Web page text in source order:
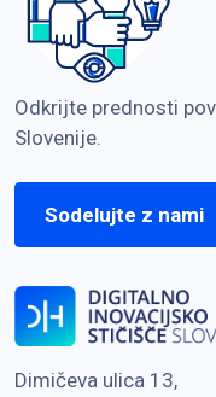
Odkrijte prednosti
Slovenije.
Sodelujte z nami
Dimičeva ulica 13,